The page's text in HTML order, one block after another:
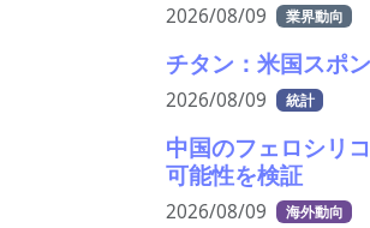
2026/08/09 業界動向
チタン：米国スポ
2026/08/09 統計
中国のフェロシリ
可能性を検証
2026/08/09 海外動向